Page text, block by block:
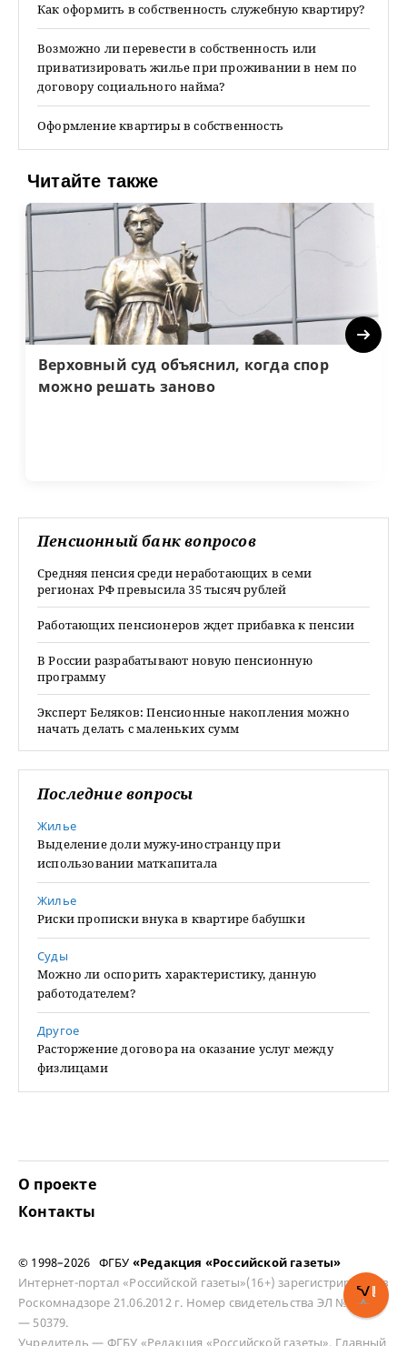
Как оформить в собственность служебную квартиру?
Возможно ли перевести в собственность или
приватизировать жилье при проживании в нем по
договору социального найма?
Оформление квартиры в собственность
Читайте также
Верховный суд объяснил, когда спор
можно решать заново
Next
Пенсионный банк вопросов
Средняя пенсия среди неработающих в семи
регионах РФ превысила 35 тысяч рублей
Работающих пенсионеров ждет прибавка к пенсии
В России разрабатывают новую пенсионную
программу
Эксперт Беляков: Пенсионные накопления можно
начать делать с маленьких сумм
Последние вопросы
Жилье
Выделение доли мужу-иностранцу при
использовании маткапитала
Жилье
Риски прописки внука в квартире бабушки
Суды
Можно ли оспорить характеристику, данную
работодателем?
Другое
Расторжение договора на оказание услуг между
физлицами
О проекте
Контакты
© 1998–2026 ФГБУ «Редакция «Российской газеты»
Интернет-портал «Российской газеты»(16+) зарегистрирован в
Роскомнадзоре 21.06.2012 г. Номер свидетельства ЭЛ № ФС 77
— 50379.
Учредитель — ФГБУ «Редакция «Российской газеты». Главный